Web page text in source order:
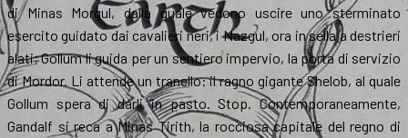
di Minas Morgul, dalla quale vedono uscire uno sterminato
esercito guidato dai cavalieri neri, i Nazgul, ora in sella a destrieri
alati; Gollum li guida per un sentiero impervio, la porta di servizio
di Mordor. Li attende un tranello: il ragno gigante Shelob, al quale
Gollum spera di darli in pasto. Stop. Contemporaneamente,
Gandalf si reca a Minas Tirith, la rocciosa capitale del regno di